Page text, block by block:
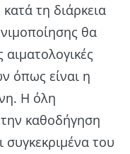
τη διάρκεια
θα
όπως είναι η
Η όλη
την καθοδήγηση
συγκεκριμένα του